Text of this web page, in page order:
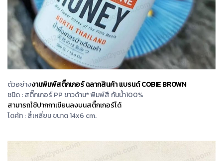
ตัวอย่างงานพิมพ์สติ๊กเกอร์ ฉลากสินค้า แบรนด์ COBIE BROWN
ชนิด : สติ๊กเกอร์ PP ขาวด้าน* พิมพ์สี กันน้ำ100%
สามารถใช้ปากกาเขียนลงบนสติ๊กเกอร์ได้
ไดคัท : สี่เหลี่ยม ขนาด 14x6 cm.